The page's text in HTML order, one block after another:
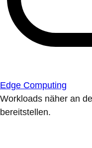
Edge Computing
Workloads näher an
bereitstellen.